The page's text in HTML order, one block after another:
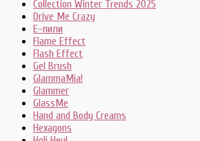
Collection Winter Trends 2025
Drive Me Crazy
E-пили
Flame Effect
Flash Effect
Gel Brush
GlammaMia!
Glammer
GlassMe
Hand and Body Creams
Hexagons